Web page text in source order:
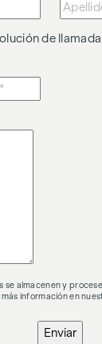
de llamada
se almacenen y
información en
Enviar